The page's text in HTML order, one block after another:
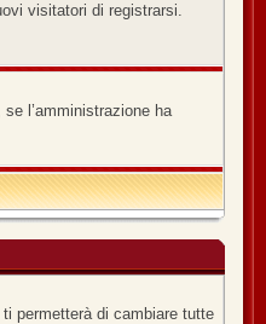
visitatori di registrarsi.
l’amministrazione ha
permetterà di cambiare tutte